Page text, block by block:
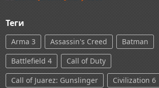
Теги
Arma 3 Assassin's Creed
Batman
Battlefield 4
Call of Duty
Call of Juarez: Gunslinger
Civilization 6